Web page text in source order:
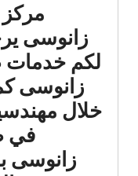
زانوسى
لكم خدمات
زانوسى
خلال
في
زانوسى